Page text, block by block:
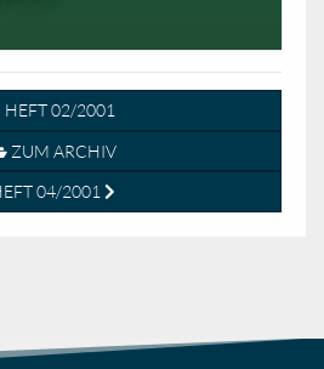
HEFT 02/2001
ZUM ARCHIV
04/2001